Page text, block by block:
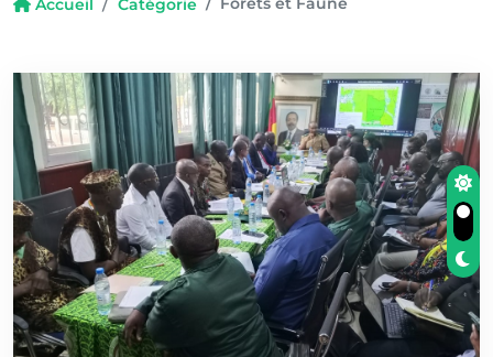
Accueil Catégorie